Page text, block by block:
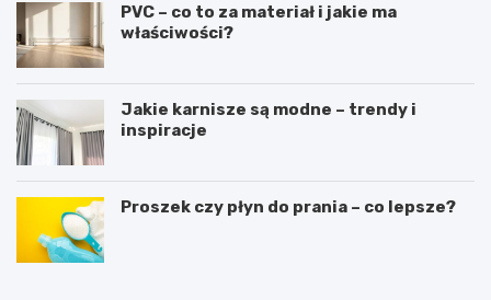
PVC – co to za materiał i jakie ma
właściwości?
Jakie karnisze są modne – trendy i
inspiracje
Proszek czy płyn do prania – co lepsze?
R
L